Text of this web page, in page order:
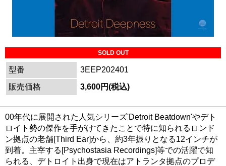
SOLD OUT
型番
3EEP202401
販売価格
3,600円(税込)
00年代に展開された人気シリーズ'Detroit Beatdown'やデト
ロイト勢の傑作を手がけてきたことで特に知られるロンド
ン拠点の老舗[Third Ear]から、約3年振りとなる12インチが
到着。主宰する[Psychostasia Recordings]等での活躍で知
られる、デトロイト出身で現在はアトランタ拠点のプロデ